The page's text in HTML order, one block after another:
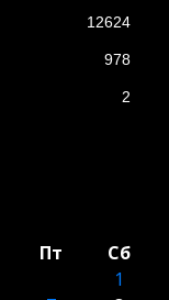
12624
978
2
Пт
Сб
1